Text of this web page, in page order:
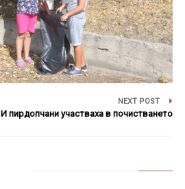
NEXT POST
И пирдопчани участваха в почистването